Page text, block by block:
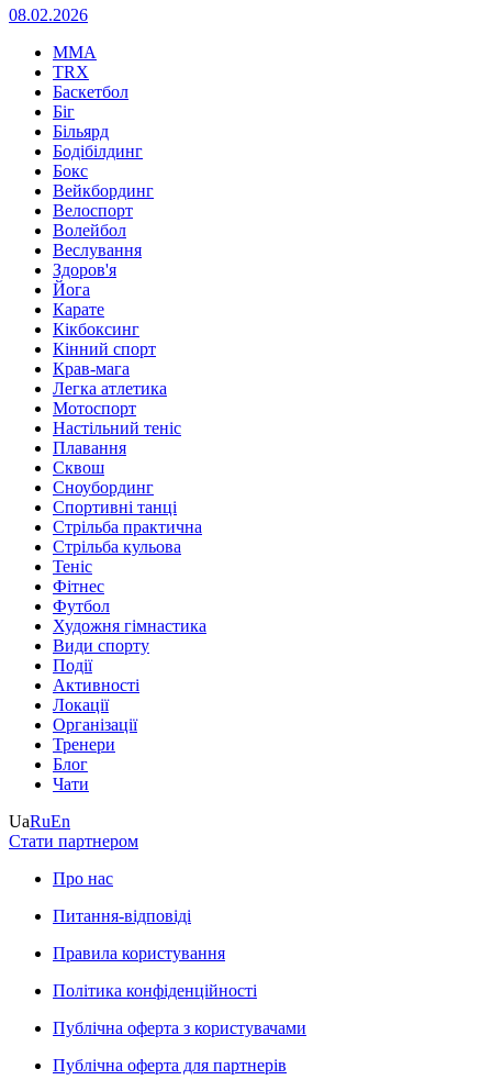
08.02.2026
MMA
TRX
Баскетбол
Біг
Більярд
Бодібілдинг
Бокс
Вейкбординг
Велоспорт
Волейбол
Веслування
Здоров'я
Йога
Карате
Кікбоксинг
Кінний спорт
Крав-мага
Легка атлетика
Мотоспорт
Настільний теніс
Плавання
Сквош
Сноубординг
Спортивні танці
Стрільба практична
Стрільба кульова
Теніс
Фітнес
Футбол
Художня гімнастика
Види спорту
Події
Активності
Локації
Організації
Тренери
Блог
Чати
UaRuEn
Стати партнером
Про нас
Питання-відповіді
Правила користування
Політика конфіденційності
Публічна оферта з користувачами
Публічна оферта для партнерів